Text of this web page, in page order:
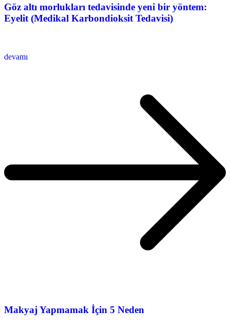
Göz altı morlukları tedavisinde yeni bir yöntem:
Eyelit (Medikal Karbondioksit Tedavisi)
devamı
Makyaj Yapmamak İçin 5 Neden